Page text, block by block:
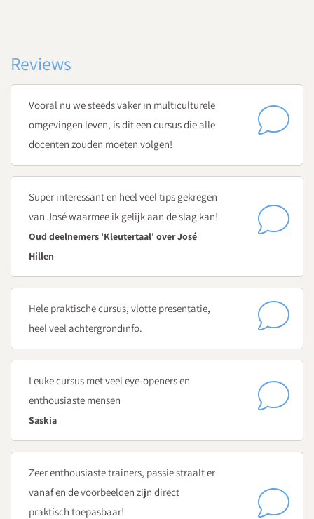
Traumasensitief lesgeven - hoe houd je rekening met de
leerlingen?
Hoe stimuleer je ouderbetrokkenheid?
Taal stimuleren via spel en prentenboeken
José Hillen, Specialist jonge kind
Hoe stimuleer je de taalvaardigheid van meertalige
kleuters met spel?
Hoe zet je demonstratiespel in om de taalontwikkeling te
stimuleren?
Reviews
Vooral nu we steeds vaker in multiculturele
omgevingen leven, is dit een cursus die alle
docenten zouden moeten volgen!
Super interessant en heel veel tips gekregen
van José waarmee ik gelijk aan de slag kan!
Oud deelnemers 'Kleutertaal' over José
Hillen
Hele praktische cursus, vlotte presentatie,
heel veel achtergrondinfo.
Leuke cursus met veel eye-openers en
enthousiaste mensen
Saskia
Zeer enthousiaste trainers, passie straalt er
vanaf en de voorbeelden zijn direct
praktisch toepasbaar!